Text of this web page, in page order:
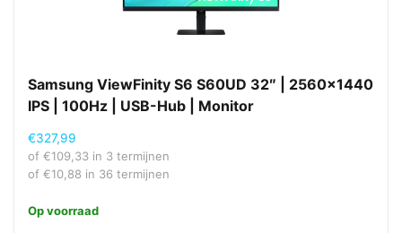
Samsung ViewFinity S6 S60UD 32″ | 2560×1440
IPS | 100Hz | USB-Hub | Monitor
€327,99
of €109,33 in 3 termijnen
of €10,88 in 36 termijnen
Op voorraad